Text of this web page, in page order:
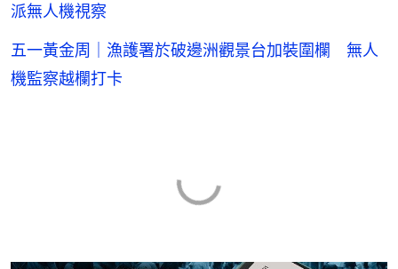
派無人機視察
五一黃金周｜漁護署於破邊洲觀景台加裝圍欄 無人
機監察越欄打卡